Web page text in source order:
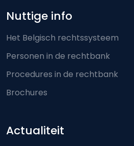
Nuttige info
Het Belgisch rechtssysteem
Personen in de rechtbank
Procedures in de rechtbank
Brochures
Actualiteit